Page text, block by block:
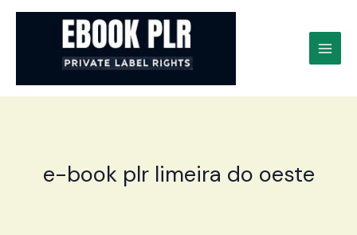
e-book plr limeira do oeste